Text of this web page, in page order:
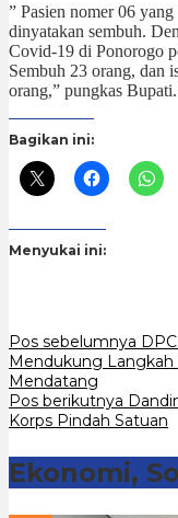
” Pasien nomer 06
dinyatakan sembuh.
Covid-19 di Ponorogo
Sembuh 23 orang, dan
orang,” pungkas
Bagikan ini:
Menyukai ini:
Navigasi
pos
Pos sebelumnya
Mendukung Langkah
Mendatang
Pos berikutnya
Korps Pindah Satuan
Ekonomi,